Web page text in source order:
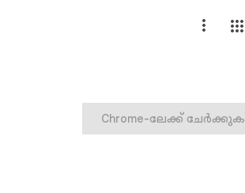
Chrome-ലേക്ക് ചേർക്കുക